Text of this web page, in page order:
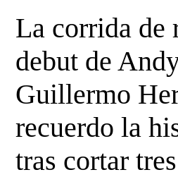
La corrida de
debut de
Guillermo
recuerdo la
tras cortar